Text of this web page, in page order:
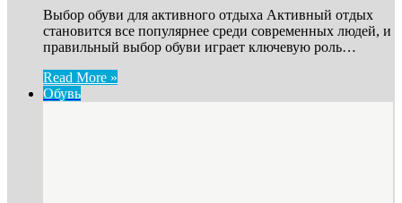
Выбор обуви для активного отдыха Активный отдых
становится все популярнее среди современных людей, и
правильный выбор обуви играет ключевую роль…
Read More »
Обувь